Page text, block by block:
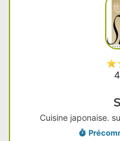
Cuisine japonaise.